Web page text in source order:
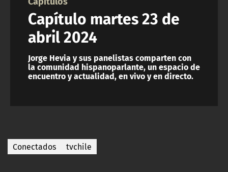
Capítulo martes 23 de
abril 2024
Jorge Hevia y sus panelistas comparten con
la comunidad hispanoparlante, un espacio de
encuentro y actualidad, en vivo y en directo.
Conectados tvchile